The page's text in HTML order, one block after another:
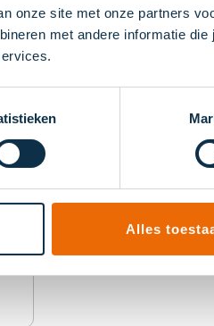
onze site met onze partners
met andere informatie die
Alles